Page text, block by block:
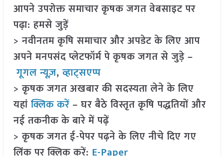
आपने उपरोक्त समाचार कृषक जगत वेबसाइट पर
पढ़ा: हमसे जुड़ें
> नवीनतम कृषि समाचार और अपडेट के लिए आप
अपने मनपसंद प्लेटफॉर्म पे कृषक जगत से जुड़े –
गूगल न्यूज़,व्हाट्सएप्प
> कृषक जगत अखबार की सदस्यता लेने के लिए
यहांक्लिक करें– घर बैठे विस्तृत कृषि पद्धतियों और
नई तकनीक के बारे में पढ़ें
> कृषक जगत ई-पेपर पढ़ने के लिए नीचे दिए गए